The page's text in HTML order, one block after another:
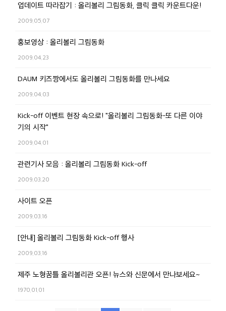
업데이트 따라잡기 : 올리볼리 그림동화, 클릭 클릭 카운트다운!
2009.05.07
홍보영상 : 올리볼리 그림동화
2009.04.23
DAUM 키즈짱에서도 올리볼리 그림동화를 만나세요
2009.04.03
Kick-off 이벤트 현장 속으로! "올리볼리 그림동화-또 다른 이야
기의 시작"
2009.04.01
관련기사 모음 : 올리볼리 그림동화 Kick-off
2009.03.20
사이트 오픈
2009.03.16
[안내] 올리볼리 그림동화 Kick-off 행사
2009.03.16
제주 노형꿈틀 올리볼리관 오픈! 뉴스와 신문에서 만나보세요~
1970.01.01